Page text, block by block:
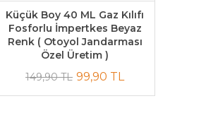
Küçük Boy 40 ML Gaz Kılıfı
Fosforlu İmpertkes Beyaz
Renk ( Otoyol Jandarması
Özel Üretim )
149,90 TL 99,90 TL